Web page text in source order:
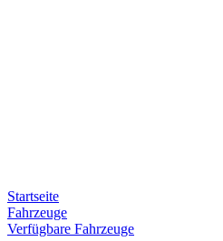
Startseite
Fahrzeuge
Verfügbare Fahrzeuge